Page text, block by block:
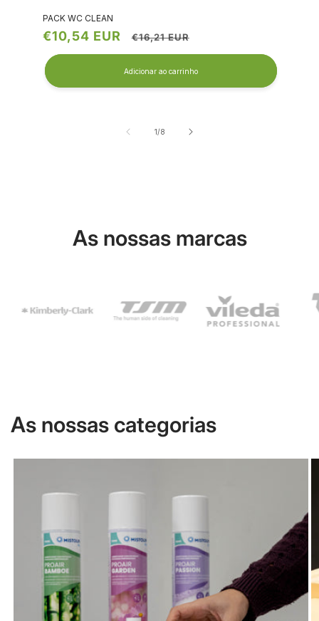
PACK WC CLEAN
Preço
de
saldo
€10,54 EUR
Preço
normal
€16,21 EUR
Adicionar ao carrinho
1/de
8
As nossas marcas
As nossas categorias